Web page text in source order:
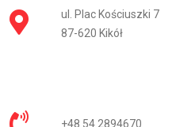
ul. Plac Kościuszki 7
87-620 Kikół
+48 54 2894670